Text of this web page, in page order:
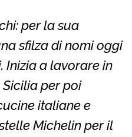
per la sua
sfilza di nomi oggi
Inizia a lavorare in
per poi
italiane e
Michelin per il